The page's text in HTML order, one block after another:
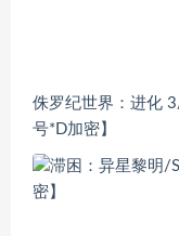
侏罗纪世界：进化
号*D加密】